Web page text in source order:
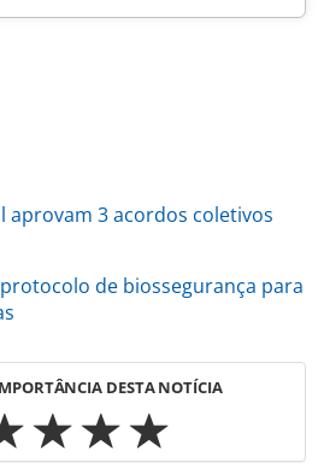
aprovam 3 acordos coletivos
de biossegurança para
DESTA NOTÍCIA